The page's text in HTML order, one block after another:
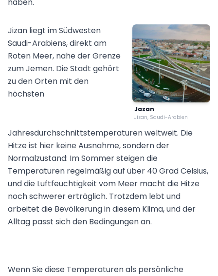
Jazan
Jizan, Saudi-Arabien
Jizan liegt im Südwesten
Saudi-Arabiens, direkt am
Roten Meer, nahe der Grenze
zum Jemen. Die Stadt gehört
zu den Orten mit den
höchsten
Jahresdurchschnittstemperaturen weltweit. Die
Hitze ist hier keine Ausnahme, sondern der
Normalzustand: Im Sommer steigen die
Temperaturen regelmäßig auf über 40 Grad Celsius,
und die Luftfeuchtigkeit vom Meer macht die Hitze
noch schwerer erträglich. Trotzdem lebt und
arbeitet die Bevölkerung in diesem Klima, und der
Alltag passt sich den Bedingungen an.
Wenn Sie diese Temperaturen als persönliche